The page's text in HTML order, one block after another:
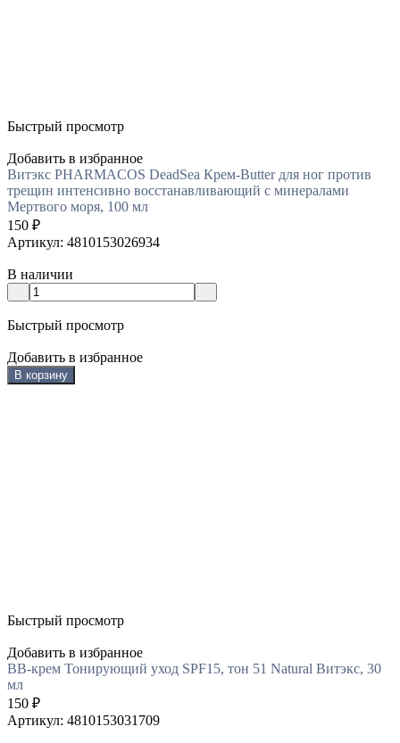
Быстрый просмотр
Добавить в избранное
Витэкс PHARMACOS DeadSea Крем-Butter для ног против
трещин интенсивно восстанавливающий с минералами
Мертвого моря, 100 мл
150 ₽
Артикул: 4810153026934
В наличии
Быстрый просмотр
Добавить в избранное
В корзину
Быстрый просмотр
Добавить в избранное
BB-крем Тонирующий уход SPF15, тон 51 Natural Витэкс, 30
мл
150 ₽
Артикул: 4810153031709